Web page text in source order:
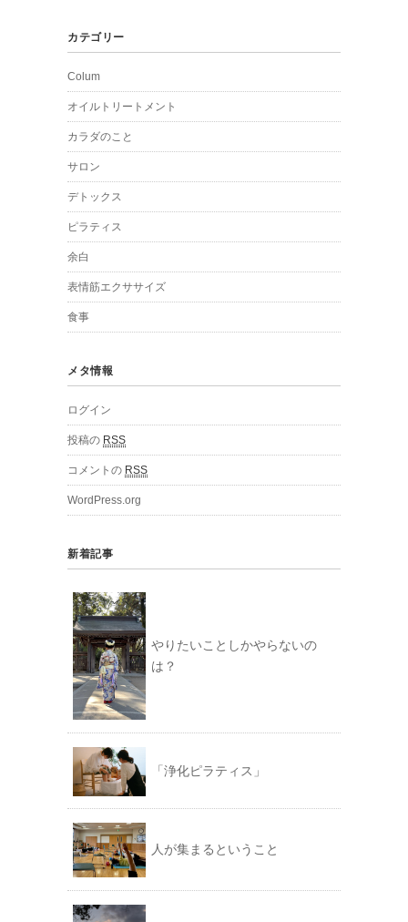
カテゴリー
Colum
オイルトリートメント
カラダのこと
サロン
デトックス
ピラティス
余白
表情筋エクササイズ
食事
メタ情報
ログイン
投稿の RSS
コメントの RSS
WordPress.org
新着記事
やりたいことしかやらないの
は？
「浄化ピラティス」
人が集まるということ